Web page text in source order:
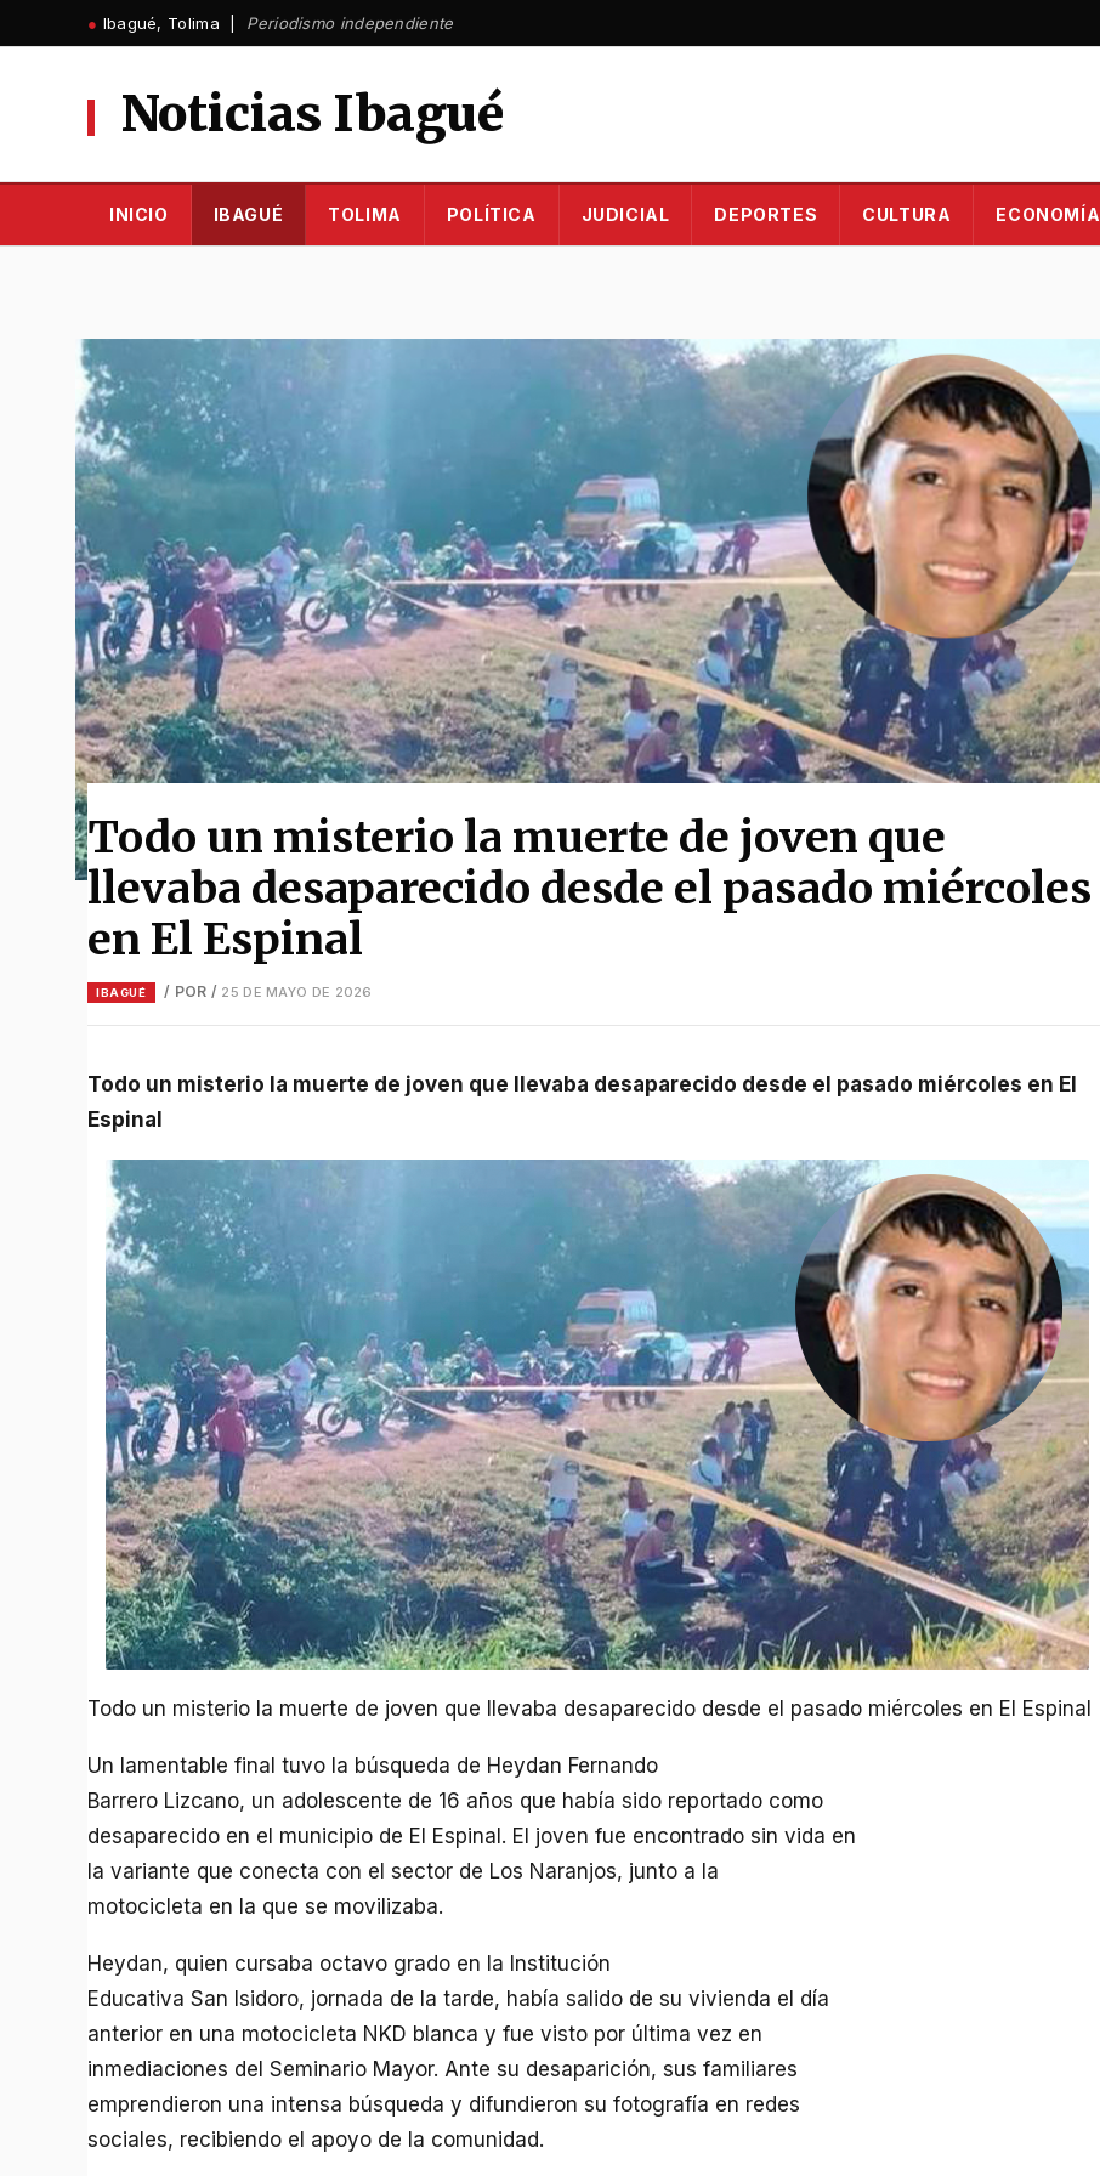
al
● Ibagué, Tolima | Periodismo independiente
Noticias Ibagué
INICIO IBAGUÉ TOLIMA POLÍTICA JUDICIAL DEPORTES CULTURA ECONOMÍA
Todo un misterio la muerte de joven que
llevaba desaparecido desde el pasado miércoles
en El Espinal
IBAGUÉ / POR / 25 DE MAYO DE 2026
Todo un misterio la muerte de joven que llevaba desaparecido desde el pasado miércoles en El
Espinal
Todo un misterio la muerte de joven que llevaba desaparecido desde el pasado miércoles en El Espinal
Un lamentable final tuvo la búsqueda de Heydan Fernando
Barrero Lizcano, un adolescente de 16 años que había sido reportado como
desaparecido en el municipio de El Espinal. El joven fue encontrado sin vida en
la variante que conecta con el sector de Los Naranjos, junto a la
motocicleta en la que se movilizaba.
Heydan, quien cursaba octavo grado en la Institución
Educativa San Isidoro, jornada de la tarde, había salido de su vivienda el día
anterior en una motocicleta NKD blanca y fue visto por última vez en
inmediaciones del Seminario Mayor. Ante su desaparición, sus familiares
emprendieron una intensa búsqueda y difundieron su fotografía en redes
sociales, recibiendo el apoyo de la comunidad.